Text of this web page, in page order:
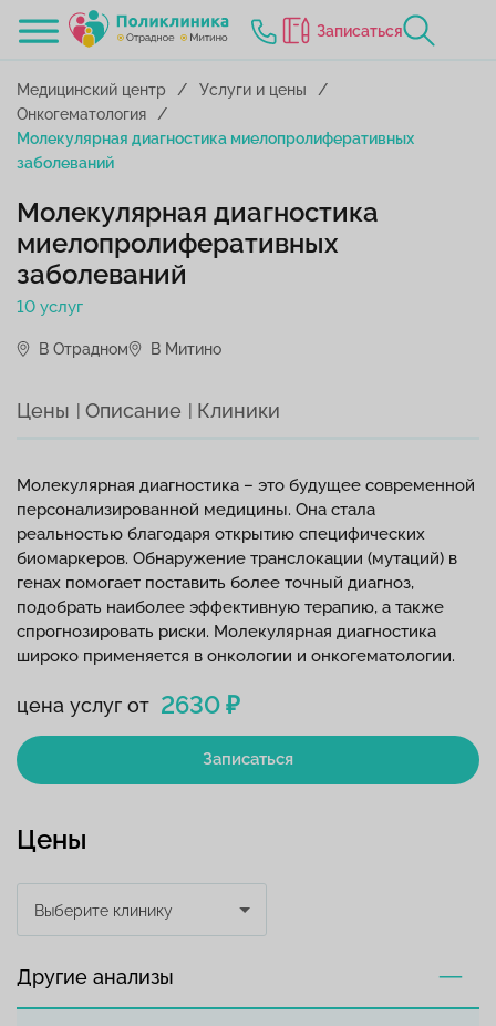
Записаться
Медицинский центр
Услуги и цены
Онкогематология
Молекулярная диагностика миелопролиферативных
заболеваний
цена услуг от 2630 ₽
Записаться
Молекулярная диагностика
миелопролиферативных
заболеваний
10 услуг
В Отрадном В Митино
Цены Описание Клиники
Молекулярная диагностика – это будущее современной
персонализированной медицины. Она стала
реальностью благодаря открытию специфических
биомаркеров. Обнаружение транслокации (мутаций) в
генах помогает поставить более точный диагноз,
подобрать наиболее эффективную терапию, а также
спрогнозировать риски. Молекулярная диагностика
широко применяется в онкологии и онкогематологии.
Цены
Выберите клинику
Другие анализы